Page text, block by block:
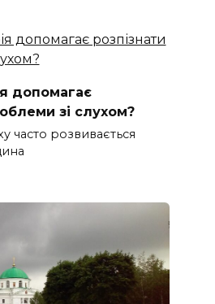
допомагає
зі слухом?
часто розвивається